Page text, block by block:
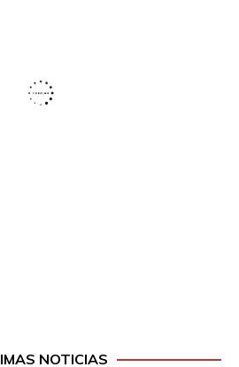
NOTICIAS